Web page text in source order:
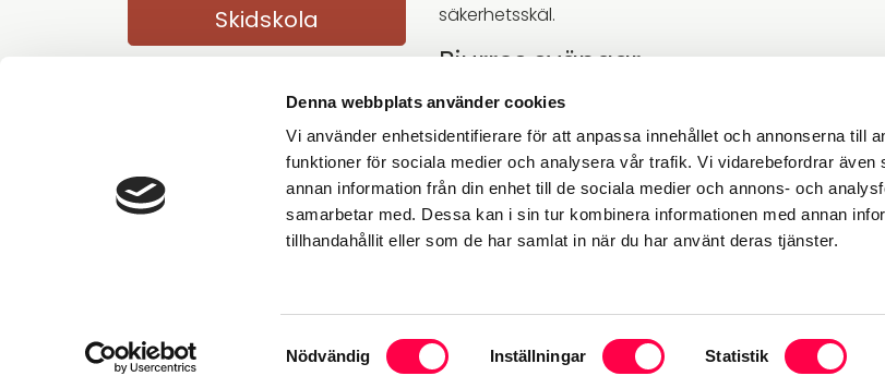
Vår webbplats använder sig av cookies för att lagra information samt göra ditt besök här hos oss bättre.
Denna webbplats använder cookies
Vi använder enhetsidentifierare för att anpassa innehållet och annonserna till
funktioner för sociala medier och analysera vår trafik. Vi vidarebefordrar även
annan information från din enhet till de sociala medier och annons- och
samarbetar med. Dessa kan i sin tur kombinera informationen med annan
tillhandahållit eller som de har samlat in när du har använt deras tjänster.
Samtyckesval
Nödvändig Inställningar Statistik
Skidskola
säkerhetsskäl.
Bjurres svängar
I norra området finner ni vår populära skicrossbana
Bjurres svängar är kul för alla med dess svängar och
Park sessions
Under vintern annordnar vi park och Bag Jump
nivå.